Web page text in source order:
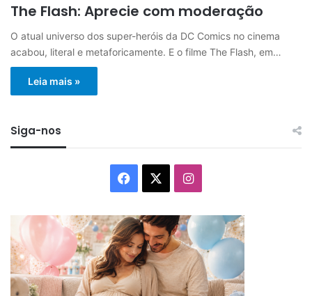
The Flash: Aprecie com moderação
O atual universo dos super-heróis da DC Comics no cinema
acabou, literal e metaforicamente. E o filme The Flash, em…
Leia mais »
Siga-nos
Facebook Instagram